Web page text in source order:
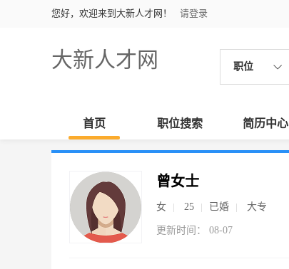
您好，欢迎来到大新人才网！ 请登录
大新人才网 职位
首页 职位搜索 简历中心
曾女士
女 25 已婚 大专
更新时间： 08-07